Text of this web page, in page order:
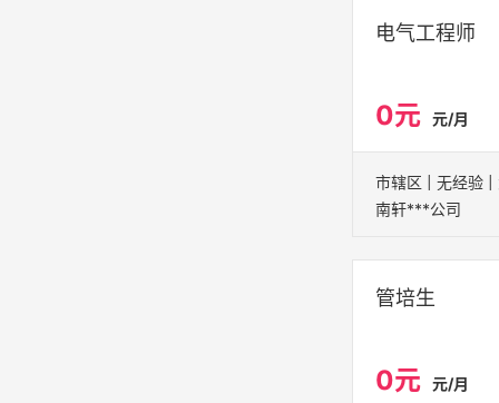
电气工程师
0元 元/月
南轩***公司
管培生
0元 元/月